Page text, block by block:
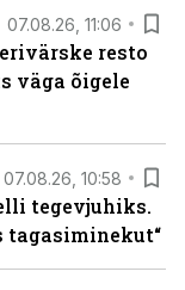
07.08.26, 11:06
resto
väga õigele
07.08.26, 10:58
tegevjuhiks.
tagasiminekut“